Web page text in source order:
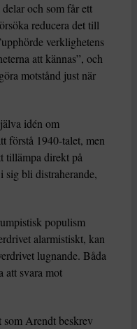
och som får ett
reducera det till
verklighetens
att kännas”, och
motstånd just när
idén om
förstå 1940-talet, men
tillämpa direkt på
sig bli distraherande,
populism
alarmistiskt, kan
lugnande. Båda
att svara mot
som Arendt beskrev